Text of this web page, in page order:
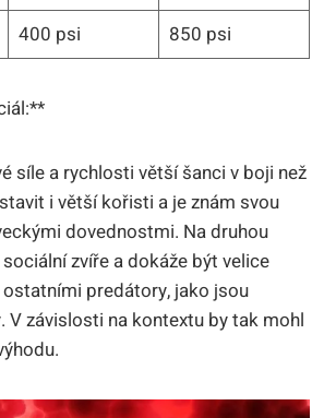
400 psi 850 psi
síle a rychlosti větší šanci v boji než
i větší kořisti a je znám svou
dovednostmi. Na druhou
zvíře a dokáže být velice
predátory, jako jsou
V závislosti na kontextu by tak mohl